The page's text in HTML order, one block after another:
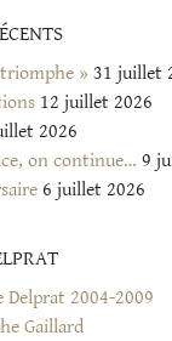
» 31 juillet
12 juillet 2026
2026
on continue… 9
6 juillet 2026
Delprat 2004-2009
Gaillard